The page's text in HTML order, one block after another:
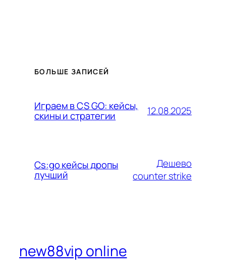
БОЛЬШЕ ЗАПИСЕЙ
Играем в CS GO: кейсы,
скины и стратегии 12.08.2025
Cs:go кейсы дропы
лучший
Дешево
counter strike
new88vip online